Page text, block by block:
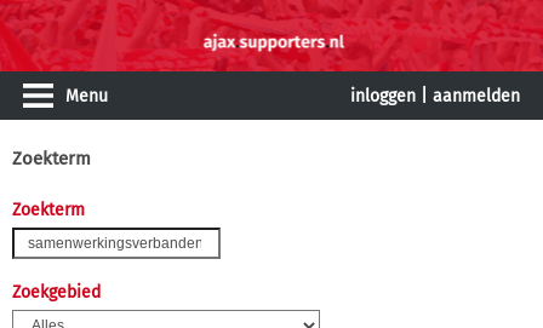
Menu inloggen aanmelden
Zoekterm
Zoekterm
Zoekgebied